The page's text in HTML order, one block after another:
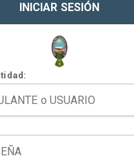
INICIAR SESIÓN